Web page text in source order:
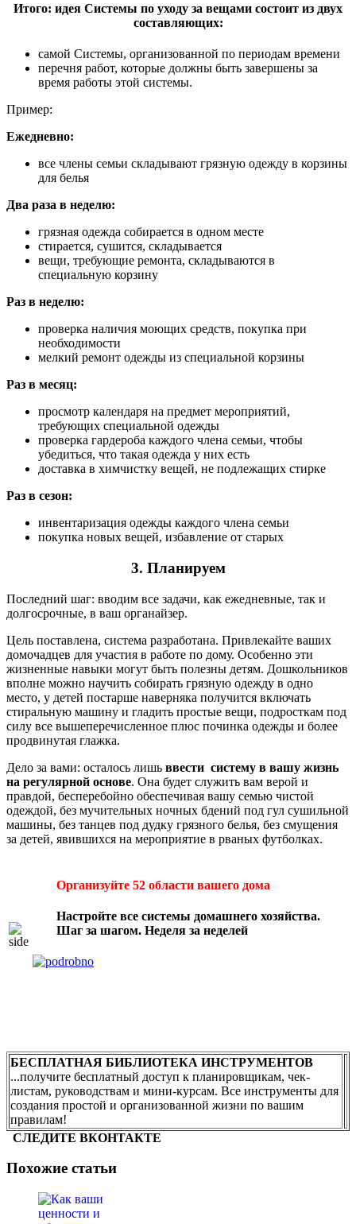
Итого: идея Системы по уходу за вещами состоит из двух
составляющих:
самой Системы, организованной по периодам времени
перечня работ, которые должны быть завершены за
время работы этой системы.
Пример:
Ежедневно:
все члены семьи складывают грязную одежду в корзины
для белья
Два раза в неделю:
грязная одежда собирается в одном месте
стирается, сушится, складывается
вещи, требующие ремонта, складываются в
специальную корзину
Раз в неделю:
проверка наличия моющих средств, покупка при
необходимости
мелкий ремонт одежды из специальной корзины
Раз в месяц:
просмотр календаря на предмет мероприятий,
требующих специальной одежды
проверка гардероба каждого члена семьи, чтобы
убедиться, что такая одежда у них есть
доставка в химчистку вещей, не подлежащих стирке
Раз в сезон:
инвентаризация одежды каждого члена семьи
покупка новых вещей, избавление от старых
3. Планируем
Последний шаг: вводим все задачи, как ежедневные, так и
долгосрочные, в ваш органайзер.
Цель поставлена, система разработана. Привлекайте ваших
домочадцев для участия в работе по дому. Особенно эти
жизненные навыки могут быть полезны детям. Дошкольников
вполне можно научить собирать грязную одежду в одно
место, у детей постарше наверняка получится включать
стиральную машину и гладить простые вещи, подросткам под
силу все вышеперечисленное плюс починка одежды и более
продвинутая глажка.
Дело за вами: осталось лишь ввести систему в вашу жизнь
на регулярной основе. Она будет служить вам верой и
правдой, бесперебойно обеспечивая вашу семью чистой
одеждой, без мучительных ночных бдений под гул сушильной
машины, без танцев под дудку грязного белья, без смущения
за детей, явившихся на мероприятие в рваных футболках.
Организуйте 52 области вашего дома
Настройте все системы домашнего хозяйства.
Шаг за шагом. Неделя за неделей
БЕСПЛАТНАЯ БИБЛИОТЕКА ИНСТРУМЕНТОВ
...получите бесплатный доступ к планировщикам, чек-
листам, руководствам и мини-курсам. Все инструменты для
создания простой и организованной жизни по вашим
правилам!
СЛЕДИТЕ ВКОНТАКТЕ
Похожие статьи